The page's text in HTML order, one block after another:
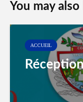
You may also
ACCUEIL